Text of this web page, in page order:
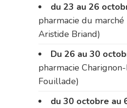
du 23 au 26
pharmacie du
Aristide Briand)
Du 26 au 30
pharmacie
Fouillade)
du 30 octobre au